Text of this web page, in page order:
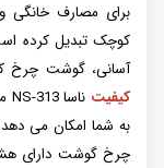
برای مصارف خانگی
کوچک تبدیل کرده
آسانی، گوشت چرخ
کیفیت
به شما امکان می
چرخ گوشت دارای